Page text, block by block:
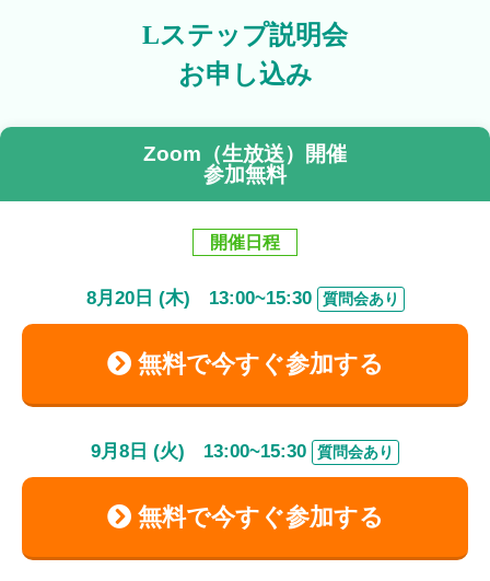
Lステップ説明会
お申し込み
Zoom（生放送）開催
参加無料
開催日程
8月 20日 (木) 13:00~15:30 質問会あり
無料で今すぐ参加する
9月 8 日 (火) 13:00~15:30 質問会あり
無料で今すぐ参加する